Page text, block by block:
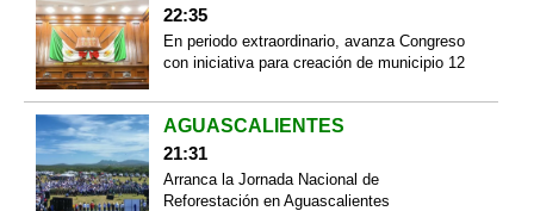
22:35
En periodo extraordinario, avanza Congreso
con iniciativa para creación de municipio 12
AGUASCALIENTES
21:31
Arranca la Jornada Nacional de
Reforestación en Aguascalientes